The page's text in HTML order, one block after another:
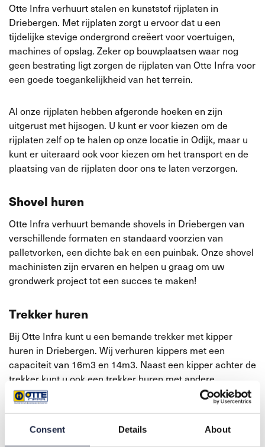
Consent Details About
Otte Infra verhuurt stalen en kunststof rijplaten in
Driebergen. Met rijplaten zorgt u ervoor dat u een
tijdelijke stevige ondergrond creëert voor voertuigen,
machines of opslag. Zeker op bouwplaatsen waar nog
geen bestrating ligt zorgen de rijplaten van Otte Infra voor
een goede toegankelijkheid van het terrein.
Al onze rijplaten hebben afgeronde hoeken en zijn
uitgerust met hijsogen. U kunt er voor kiezen om de
rijplaten zelf op te halen op onze locatie in Odijk, maar u
kunt er uiteraard ook voor kiezen om het transport en de
plaatsing van de rijplaten door ons te laten verzorgen.
Shovel huren
Otte Infra verhuurt bemande shovels in Driebergen van
verschillende formaten en standaard voorzien van
palletvorken, een dichte bak en een puinbak. Onze shovel
machinisten zijn ervaren en helpen u graag om uw
grondwerk project tot een succes te maken!
Trekker huren
Bij Otte Infra kunt u een bemande trekker met kipper
huren in Driebergen. Wij verhuren kippers met een
capaciteit van 16m3 en 14m3. Naast een kipper achter de
trekker kunt u ook een trekker huren met andere
toebehoren zoals een waterwagen of een rolbezem. Het
is daarnaast optioneel om de trekker te voorzien van een
omgevingen mogelijk maakt.